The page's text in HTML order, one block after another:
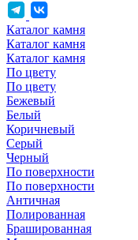
Каталог камня
Каталог камня
Каталог камня
По цвету
По цвету
Бежевый
Белый
Коричневый
Серый
Черный
По поверхности
По поверхности
Античная
Полированная
Брашированная